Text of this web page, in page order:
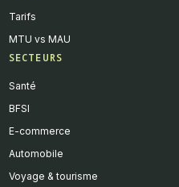
Tarifs
MTU vs MAU
SECTEURS
Santé
BFSI
E-commerce
Automobile
Voyage & tourisme